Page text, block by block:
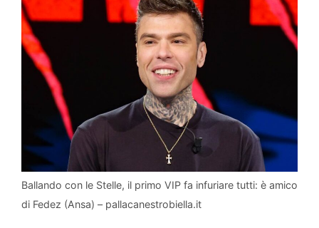
Ballando con le Stelle, il primo VIP fa infuriare tutti: è amico
di Fedez (Ansa) – pallacanestrobiella.it